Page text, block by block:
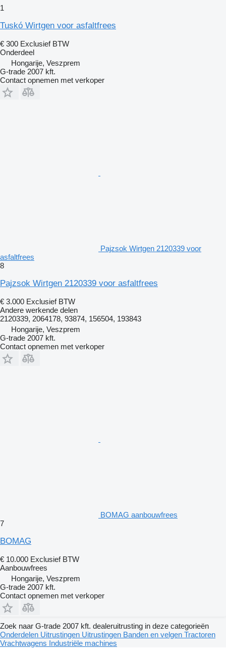
1
Tuskó Wirtgen voor asfaltfrees
€ 300 Exclusief BTW
Onderdeel
Hongarije, Veszprem
G-trade 2007 kft.
Contact opnemen met verkoper
Pajzsok Wirtgen 2120339 voor
asfaltfrees
8
Pajzsok Wirtgen 2120339 voor asfaltfrees
€ 3.000 Exclusief BTW
Andere werkende delen
2120339, 2064178, 93874, 156504, 193843
Hongarije, Veszprem
G-trade 2007 kft.
Contact opnemen met verkoper
BOMAG aanbouwfrees
7
BOMAG
€ 10.000 Exclusief BTW
Aanbouwfrees
Hongarije, Veszprem
G-trade 2007 kft.
Contact opnemen met verkoper
Zoek naar G-trade 2007 kft. dealeruitrusting in deze categorieën
Onderdelen Uitrustingen Uitrustingen Banden en velgen Tractoren
Vrachtwagens Industriële machines